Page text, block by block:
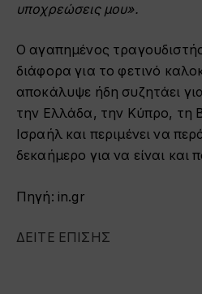
υποχρεώσεις μου».
Ο αγαπημένος
διάφορα για το φετινό
αποκάλυψε ήδη συζητάει
την Ελλάδα, την Κύπρο, τη
Ισραήλ και περιμένει να
δεκαήμερο για να είναι και
Πηγή: in.gr
ΔΕΙΤΕ ΕΠΙΣΗΣ